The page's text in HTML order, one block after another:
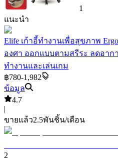
1
แนะนำ
Elife เก้าอี้ทำงานเพื่อสุขภาพ
องศา ออกแบบตามสรีระ ลดอาก
ทำงานและเล่นเกม
฿780-1,982
ข้อมูล
4.7
|
ขายแล้ว2.5พันชิ้น/เดือน
2